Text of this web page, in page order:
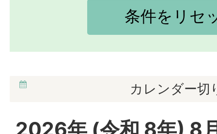
カレンダー切
2026年 (令和 8年) 8